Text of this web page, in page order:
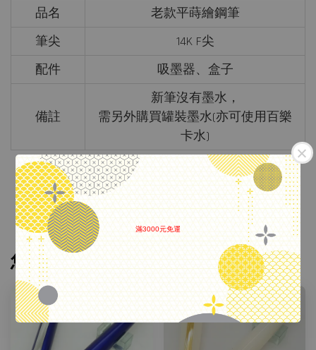
滿3000元免運
品名
老款平蒔繪鋼筆
筆尖
14K F尖
配件
吸墨器、盒子
備註
新筆沒有墨水，
需另外購買罐裝墨水(亦可使用百樂
卡水)
您可能也喜歡